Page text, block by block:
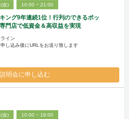
金) 10:00 ~ 21:00
ング9年連続1位！行列のできるポッ
門店で低資金＆高収益を実現
イン
し込み後にURLをお送り致します
説明会に申し込む
金) 10:00 ~ 18:00